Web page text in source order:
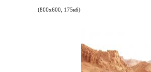
(800х600, 175кб)